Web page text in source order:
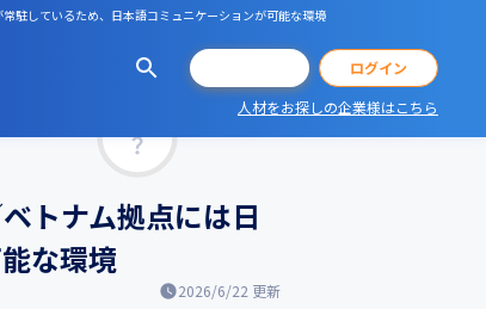
駐しているため、日本語コミュニケーションが可能な環境
ログイン
人材をお探しの企業様はこちら
トナム拠点には日
な環境
2026/6/22 更新